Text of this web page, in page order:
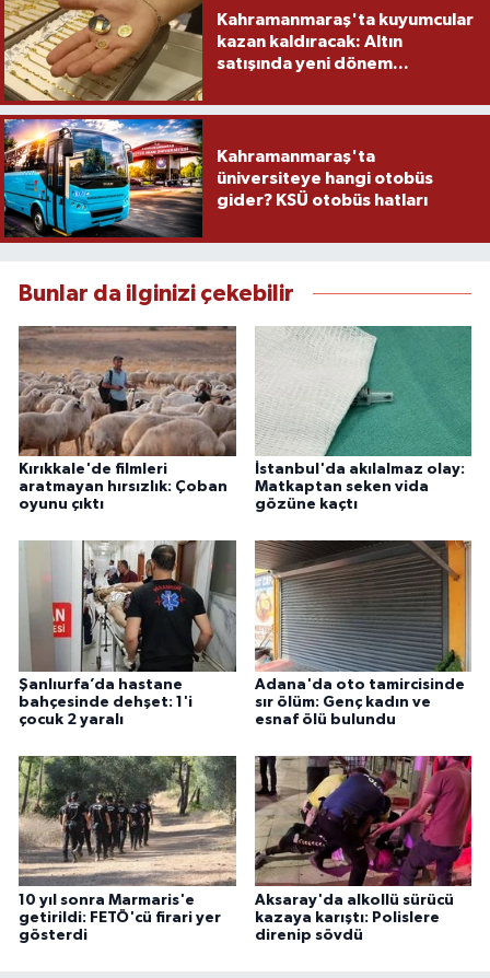
Kahramanmaraş'ta kuyumcular
kazan kaldıracak: Altın
satışında yeni dönem...
Kahramanmaraş'ta
üniversiteye hangi otobüs
gider? KSÜ otobüs hatları
Bunlar da ilginizi çekebilir
Kırıkkale'de filmleri
aratmayan hırsızlık: Çoban
oyunu çıktı
İstanbul'da akılalmaz olay:
Matkaptan seken vida
gözüne kaçtı
Şanlıurfa’da hastane
bahçesinde dehşet: 1'i
çocuk 2 yaralı
Adana'da oto tamircisinde
sır ölüm: Genç kadın ve
esnaf ölü bulundu
10 yıl sonra Marmaris'e
getirildi: FETÖ'cü firari yer
gösterdi
Aksaray'da alkollü sürücü
kazaya karıştı: Polislere
direnip sövdü